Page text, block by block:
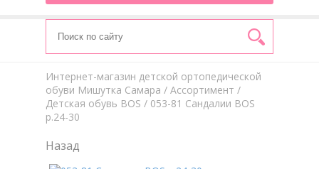
Интернет-магазин детской ортопедической
обуви Мишутка Самара / Aссортимент /
Детская обувь BOS / 053-81 Сандалии BOS
р.24-30
Назад